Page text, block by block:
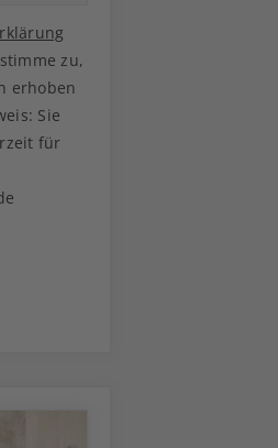
zu,
erhoben
Sie
für